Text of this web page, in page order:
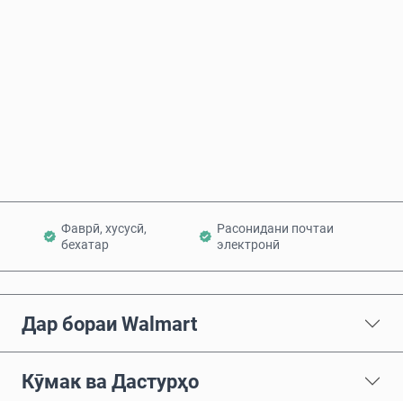
Фаврӣ, хусусӣ,
бехатар
Расонидани почтаи
электронӣ
Дар бораи Walmart
Кӯмак ва Дастурҳо